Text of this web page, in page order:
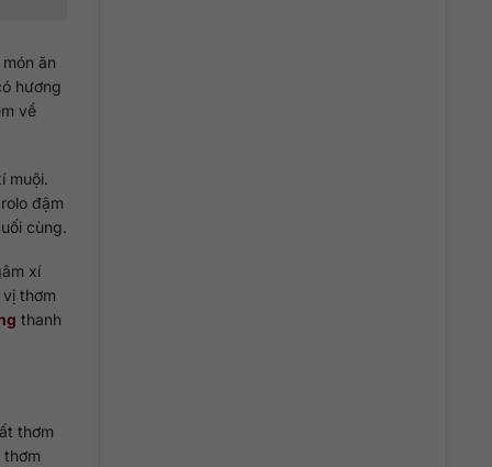
ăn
hương
về
muội.
đậm
cùng.
xí
thơm
thanh
thơm